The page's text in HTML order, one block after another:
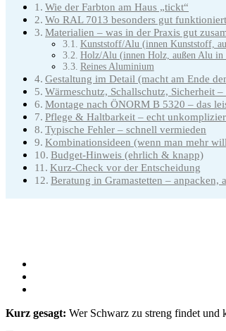
Wie der Farbton am Haus „tickt“
Wo RAL 7013 besonders gut funktioniert
Materialien – was in der Praxis gut
Kunststoff/Alu (innen Kunststoff,
Holz/Alu (innen Holz, außen Alu in
Reines Aluminium
Gestaltung im Detail (macht am Ende
Wärmeschutz, Schallschutz, Sicherheit
Montage nach ÖNORM B 5320 – das
Pflege & Haltbarkeit – echt
Typische Fehler – schnell vermieden
Kombinationsideen (wenn man mehr
Budget-Hinweis (ehrlich & knapp)
Kurz-Check vor der Entscheidung
Beratung in Gramastetten – anpacken,
Kurz gesagt: Wer Schwarz zu streng findet und